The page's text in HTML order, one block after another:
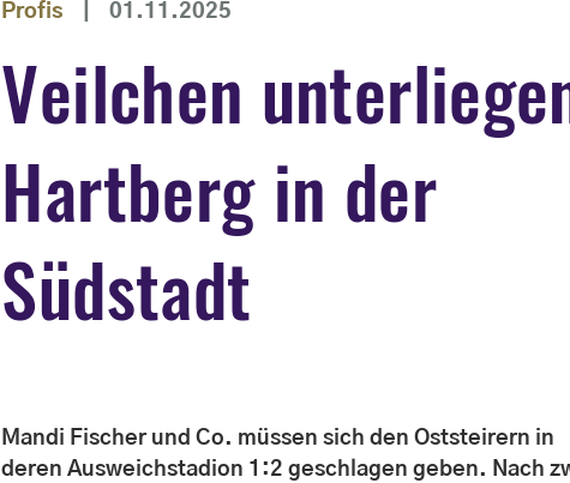
Profis 01.11.2025
Veilchen
Hartberg in der
Südstadt
Mandi Fischer und Co. müssen sich den Oststeirern in
deren Ausweichstadion 1:2 geschlagen geben. Nach